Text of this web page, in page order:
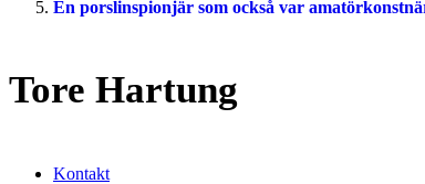
En porslinspionjär som också var
Tore Hartung
Kontakt